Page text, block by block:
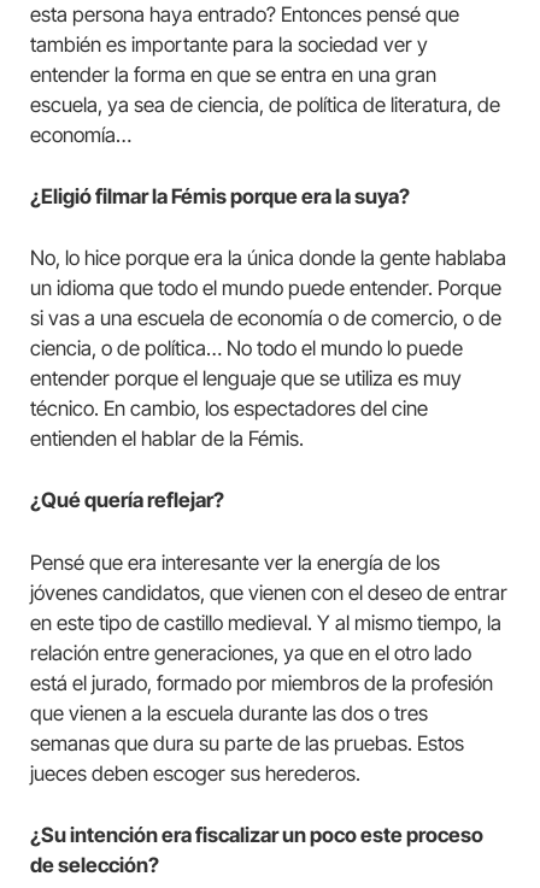
esta persona haya entrado? Entonces pensé que
también es importante para la sociedad ver y
entender la forma en que se entra en una gran
escuela, ya sea de ciencia, de política de literatura, de
economía…
¿Eligió filmar la Fémis porque era la suya?
No, lo hice porque era la única donde la gente hablaba
un idioma que todo el mundo puede entender. Porque
si vas a una escuela de economía o de comercio, o de
ciencia, o de política… No todo el mundo lo puede
entender porque el lenguaje que se utiliza es muy
técnico. En cambio, los espectadores del cine
entienden el hablar de la Fémis.
¿Qué quería reflejar?
Pensé que era interesante ver la energía de los
jóvenes candidatos, que vienen con el deseo de entrar
en este tipo de castillo medieval. Y al mismo tiempo, la
relación entre generaciones, ya que en el otro lado
está el jurado, formado por miembros de la profesión
que vienen a la escuela durante las dos o tres
semanas que dura su parte de las pruebas. Estos
jueces deben escoger sus herederos.
¿Su intención era fiscalizar un poco este proceso
de selección?